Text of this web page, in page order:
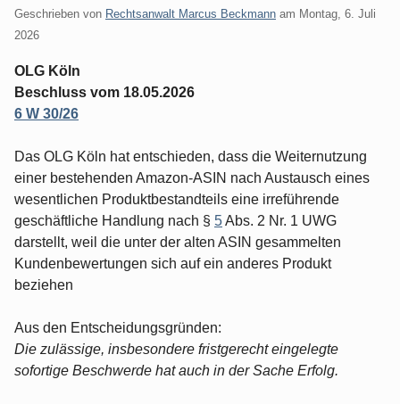
Geschrieben von Rechtsanwalt Marcus Beckmann am Montag, 6. Juli
2026
OLG Köln
Beschluss vom 18.05.2026
6 W 30/26
Das OLG Köln hat entschieden, dass die Weiternutzung
einer bestehenden Amazon-ASIN nach Austausch eines
wesentlichen Produktbestandteils eine irreführende
geschäftliche Handlung nach § 5Abs. 2 Nr. 1 UWG
darstellt, weil die unter der alten ASIN gesammelten
Kundenbewertungen sich auf ein anderes Produkt
beziehen
Aus den Entscheidungsgründen:
Die zulässige, insbesondere fristgerecht eingelegte
sofortige Beschwerde hat auch in der Sache Erfolg.